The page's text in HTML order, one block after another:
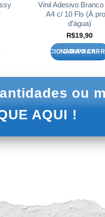
Vinil Adesivo Branco
A4 c/ 10 Fls (À
d’água)
R$19,90
ADICIONAR AO
ou
AQUI !